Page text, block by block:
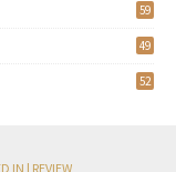
59
49
52
IN | REVIEW